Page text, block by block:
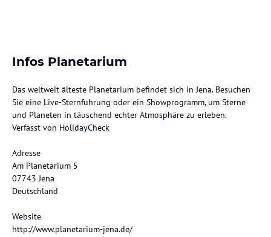
Infos Planetarium
Das weltweit älteste Planetarium befindet sich in Jena. Besuchen
Sie eine Live-Sternführung oder ein Showprogramm, um Sterne
und Planeten in täuschend echter Atmosphäre zu erleben.
Verfasst von HolidayCheck
Adresse
Am Planetarium 5
07743 Jena
Deutschland
Website
http://www.planetarium-jena.de/